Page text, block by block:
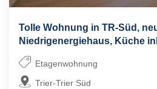
Tolle Wohnung in TR-Süd,
Niedrigenergiehaus, Küche
Etagenwohnung
Trier-Trier Süd